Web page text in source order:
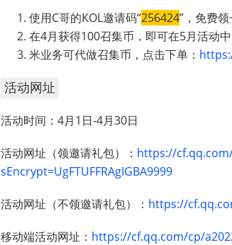
使用C哥的KOL邀请码“256424”，免费
在4月获得100召集币，即可在5月活动
米业务可代做召集币，点击下单：
活动网址
活动时间：4月1日-4月30日
活动网址（领邀请礼包）： https://
sEncrypt=UgFTUFFRAgIGBA9999
活动网址（不领邀请礼包）： https://
移动端活动网址： https://cf.qq.com/cp/